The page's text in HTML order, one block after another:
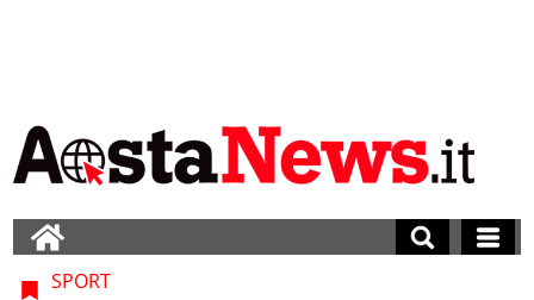
SPORT